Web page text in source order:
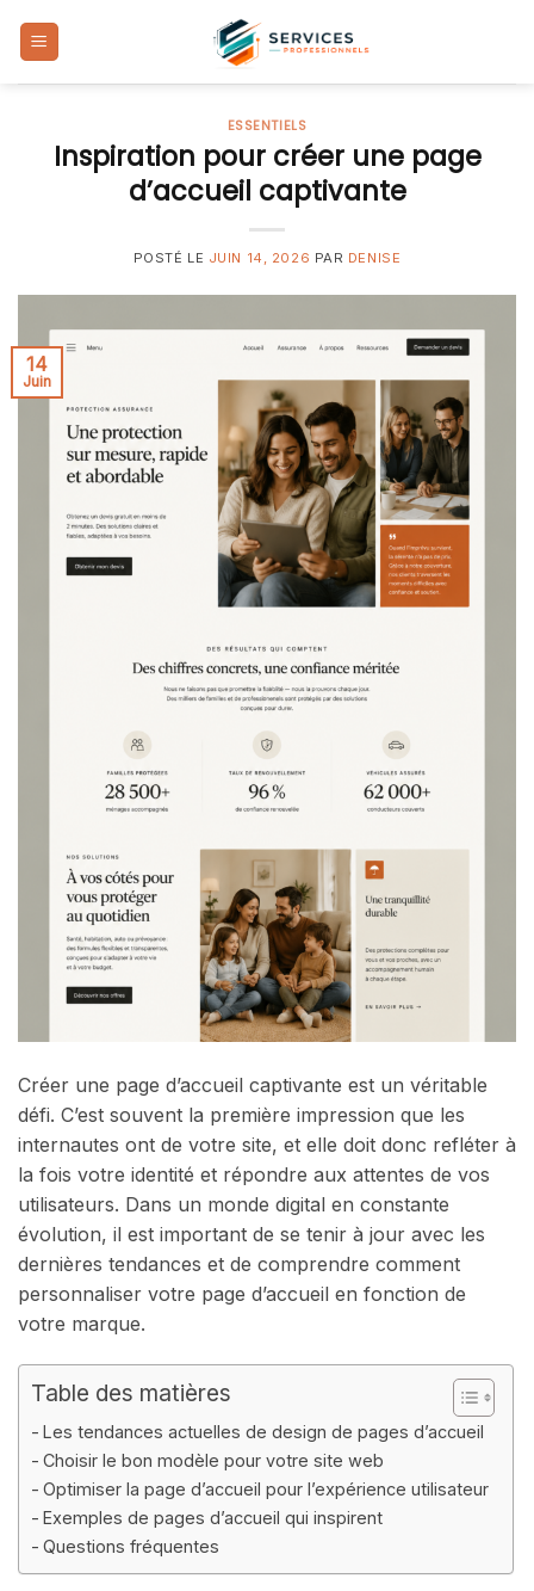
ESSENTIELS
Inspiration pour créer une page
d’accueil captivante
POSTÉ LE JUIN 14, 2026 PAR DENISE
14
Juin
Créer une page d’accueil captivante est un véritable
défi. C’est souvent la première impression que les
internautes ont de votre site, et elle doit donc refléter à
la fois votre identité et répondre aux attentes de vos
utilisateurs. Dans un monde digital en constante
évolution, il est important de se tenir à jour avec les
dernières tendances et de comprendre comment
personnaliser votre page d’accueil en fonction de
votre marque.
Table des matières
Les tendances actuelles de design de pages d’accueil
Choisir le bon modèle pour votre site web
Optimiser la page d’accueil pour l’expérience utilisateur
Exemples de pages d’accueil qui inspirent
Questions fréquentes